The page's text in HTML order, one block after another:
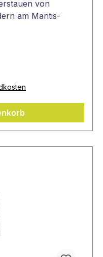
von
am Mantis-